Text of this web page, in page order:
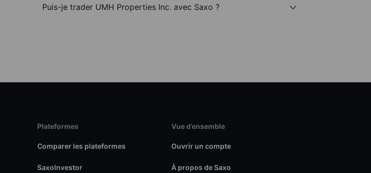
Puis-je trader UMH Properties Inc. avec Saxo ?
Plateformes
Comparer les plateformes
SaxoInvestor
Vue d’ensemble
Ouvrir un compte
À propos de Saxo